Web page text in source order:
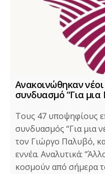
Ανακοινώθηκαν
συνδυασμό “Για
Τους 47 υποψηφίους
συνδυασμός “Για μια
τον Γιώργο Παλυβό,
εννέα. Αναλυτικά:
κοσμούν από σήμερα